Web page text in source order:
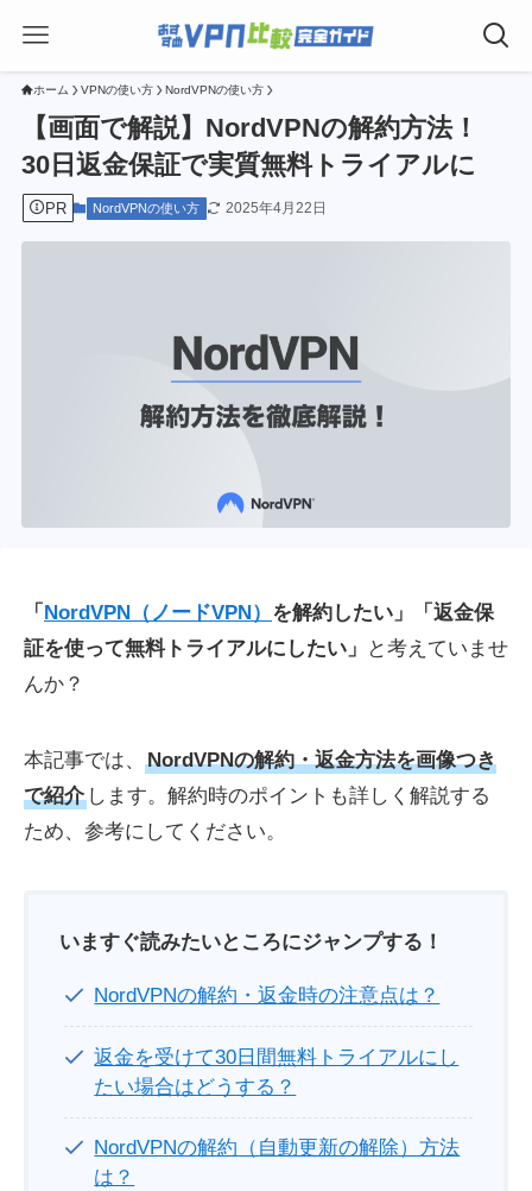
ホーム VPNの使い方 NordVPNの使い方
【画面で解説】NordVPNの解約方法！
30日返金保証で実質無料トライアルに
PR NordVPNの使い方 2025年4月22日
「 NordVPN（ノードVPN） を解約したい」「返金保
証を使って無料トライアルにしたい」
と考えていませ
んか？
本記事では、
NordVPNの解約・返金方法を画像つき
で紹介 します。解約時のポイントも詳しく解説する
ため、参考にしてください。
いますぐ読みたいところにジャンプする！
NordVPNの解約・返金時の注意点は？
返金を受けて30日間無料トライアルにし
たい場合はどうする？
NordVPNの解約（自動更新の解除）方法
は？